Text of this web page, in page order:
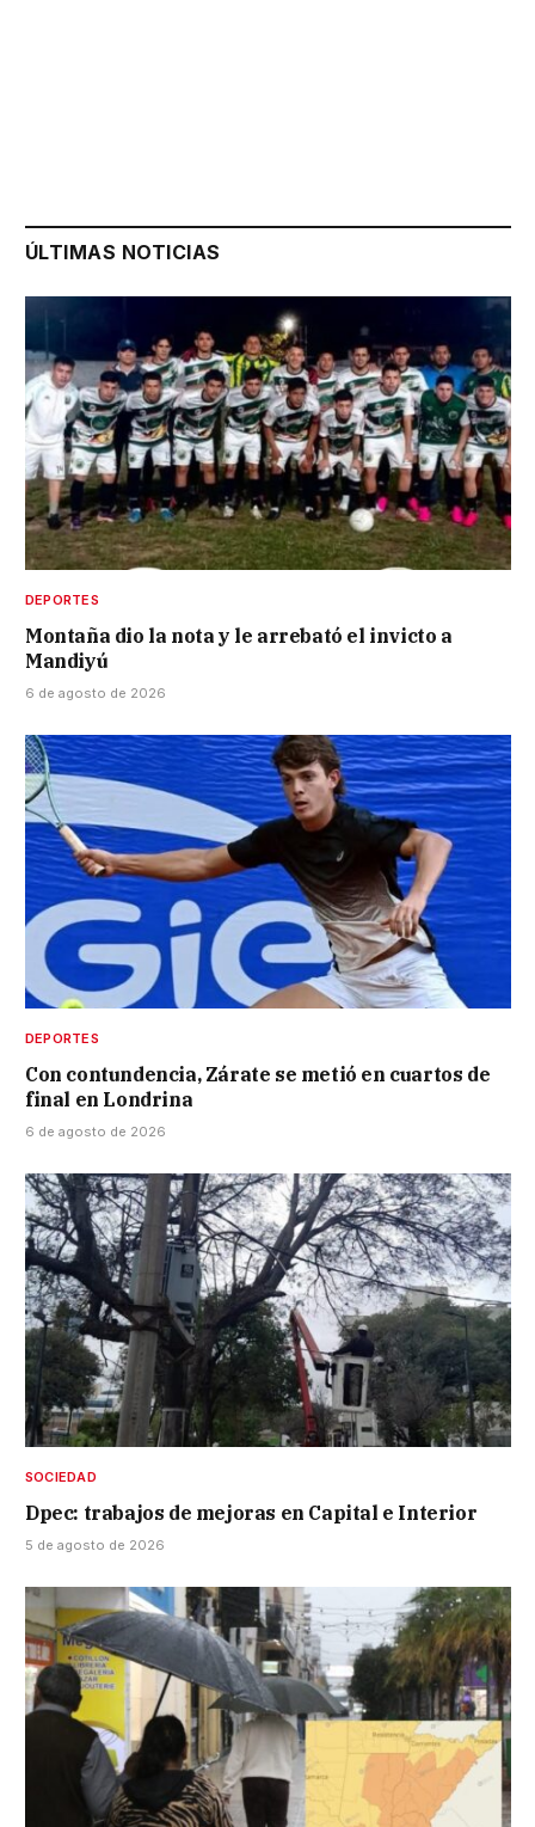
ÚLTIMAS NOTICIAS
DEPORTES
Montaña dio la nota y le arrebató el invicto a
Mandiyú
6 de agosto de 2026
DEPORTES
Con contundencia, Zárate se metió en cuartos de
final en Londrina
6 de agosto de 2026
SOCIEDAD
Dpec: trabajos de mejoras en Capital e Interior
5 de agosto de 2026